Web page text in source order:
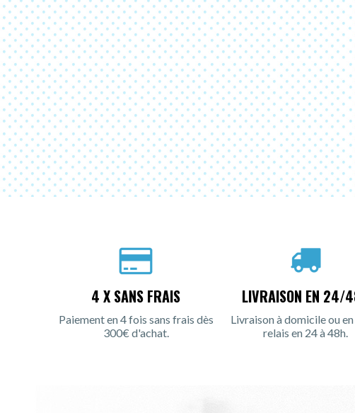
4 X SANS FRAIS
Paiement en 4 fois sans frais dès
300€ d'achat.
LIVRAISON EN 24/
Livraison à domicile ou
relais en 24 à 48h.